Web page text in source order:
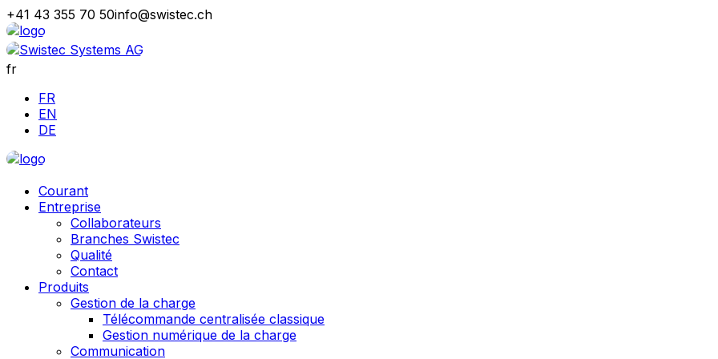
+41 43 355 70 50info@swistec.ch
fr
FR
EN
DE
Courant
Entreprise
Collaborateurs
Branches Swistec
Qualité
Contact
Produits
Gestion de la charge
Télécommande centralisée classique
Gestion numérique de la charge
Communication